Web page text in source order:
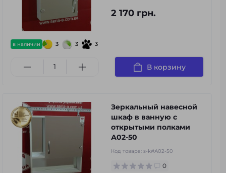
в наличии 3 3 3
2 170 грн.
В корзину
Зеркальный навесной
шкаф в ванную с
открытыми полками
А02-50
Код товара: s-k#А02-50
0